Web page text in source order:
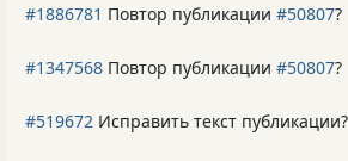
#1886781 Повтор публикации #50807?
#1347568 Повтор публикации #50807?
#519672 Исправить текст публикации?